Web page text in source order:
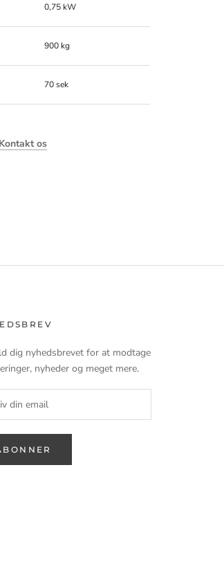
0,75 kW
900 kg
70 sek
Kontakt os
dig nyhedsbrevet for at modtage
nyheder og meget mere.